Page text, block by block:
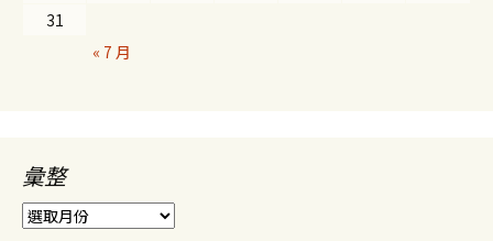
31
« 7 月
彙整
彙
整